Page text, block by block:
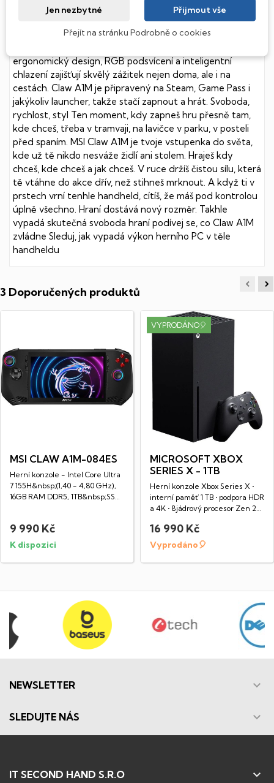
plnohodnotné PC hraní bez omezení. Díky výkonnému
hardwaru, plynulému 120Hz displeji, rychlému SSD úložišti
a systému Windows 11 zvládne spustit i náročné AAA
ergonomický design, RGB podsvícení a inteligentní
chlazení zajišťují skvělý zážitek nejen doma, ale i na
cestách. Claw A1M je připravený na Steam, Game Pass i
jakýkoliv launcher, takže stačí zapnout a hrát. Svoboda,
rychlost, styl Ten moment, kdy zapneš hru přesně tam,
kde chceš, třeba v tramvaji, na lavičce v parku, v posteli
před spaním. MSI Claw A1M je tvoje vstupenka do světa,
kde už tě nikdo nesváže židlí ani stolem. Hraješ kdy
chceš, kde chceš a jak chceš. V ruce držíš čistou sílu, která
tě vtáhne do akce dřív, než stihneš mrknout. A když ti v
prstech vrní tenhle handheld, cítíš, že máš pod kontrolou
úplně všechno. Hraní dostává nový rozměr. Takhle
vypadá skutečná svoboda hraní podívej se, co Claw A1M
zvládne Sleduj, jak vypadá výkon herního PC v těle
handheldu
3 Doporučených produktů
MSI CLAW A1M-084ES
Herní konzole - Intel Core Ultra
7 155H&nbsp;(1,40 - 4,80 GHz),
16GB RAM DDR5, 1TB&nbsp;SSD
9 990 Kč
K dispozici
VYPRODÁNO🎈
MICROSOFT XBOX
SERIES X - 1TB
Herní konzole Xbox Series X •
interní paměť 1 TB • podpora HDR
a 4K • 8jádrový procesor Zen 2
16 990 Kč
Vyprodáno🎈
NEWSLETTER 
SLEDUJTE NÁS 
IT SECOND HAND S.R.O 
Jen nezbytné Přijmout vše
Přejít na stránku Podrobně o cookies